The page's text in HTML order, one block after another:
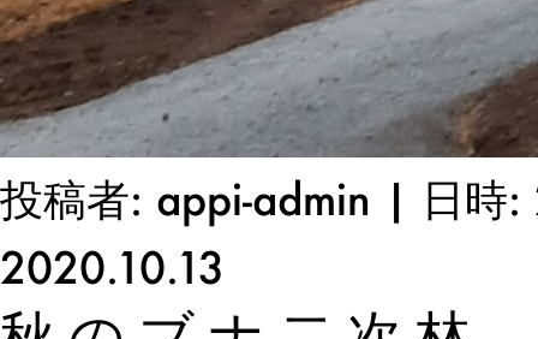
投稿者: appi-admin | 日時
2020.10.13